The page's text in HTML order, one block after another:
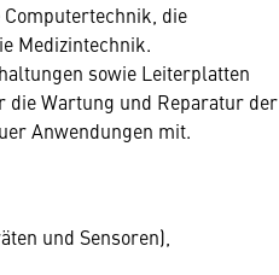
die
Medizintechnik.
sowie Leiterplatten
die Wartung und Reparatur der
Anwendungen mit.
und Sensoren),